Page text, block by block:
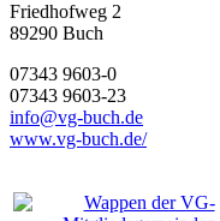
Friedhofweg 2
89290 Buch
07343 9603-0
07343 9603-23
info@vg-buch.de
www.vg-buch.de/